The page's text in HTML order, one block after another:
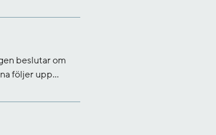
beslutar om
följer upp...